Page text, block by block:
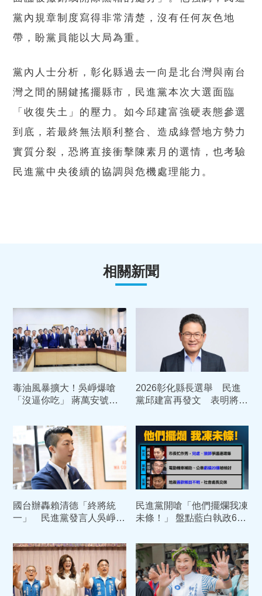
黨內規章制度寫得非常清楚，沒有任何灰色地
帶，盼黨員能以大局為重。
黨內人士分析，彰化縣過去一向是北台灣與南台
灣之間的關鍵搖擺縣市，民進黨本次大選面臨
「收復失土」的壓力。如今邱建富強硬表態參選
到底，若最終無法順利整合、造成綠營地方勢力
實質分裂，恐將直接衝擊陳素月的選情，也考驗
民進黨中央後續的協調與危機處理能力。
相關新聞
毒油風暴擴大！吳崢爆嗆
「沒逼你吃」 蔣萬安號召
2026彰化縣長選舉 民進
黨邱建富再發文 表明將脫
國台辦轟賴清德「終將統
一」 民進黨發言人吳崢：
民進黨開嗆「他們擺爛我凍
未條！」 盤點藍白執政6縣